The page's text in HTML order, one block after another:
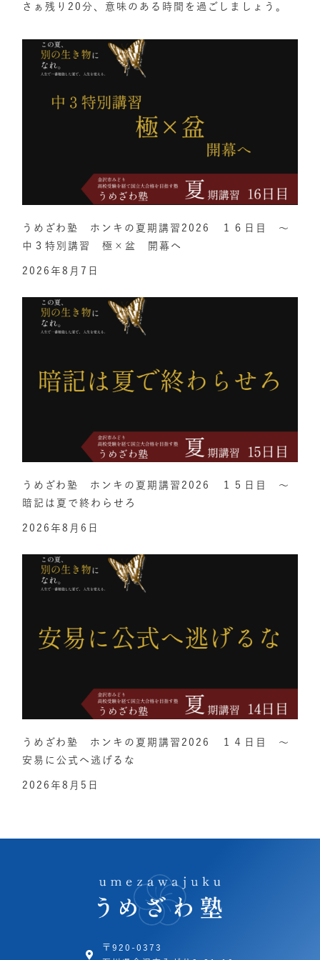
さぁ残り20分、意味のある時間を過ごしましょう。
うめざわ塾 ホンキの夏期講習2026 １６日目 ～
中３特別講習 極×盆 開幕へ
2026年8月7日
うめざわ塾 ホンキの夏期講習2026 １５日目 ～
暗記は夏で終わらせろ
2026年8月6日
うめざわ塾 ホンキの夏期講習2026 １４日目 ～
安易に公式へ逃げるな
2026年8月5日
〒920-0373